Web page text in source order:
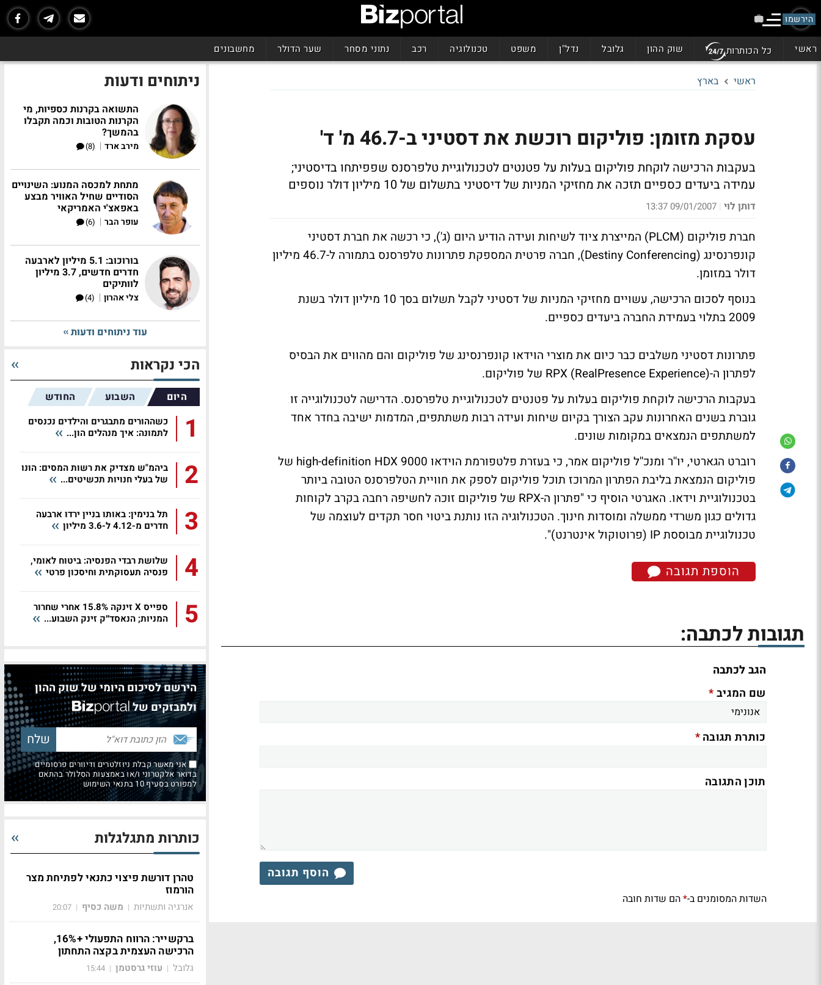
הירשמו
ראשי כל הכותרות שוק ההון גלובל נדל"ן משפט טכנולוגיה רכב נתוני מסחר שער הדולר מחשבונים
ראשי בארץ
עסקת מזומן: פוליקום רוכשת את דסטיני ב-46.7 מ' ד'
בעקבות הרכישה לוקחת פוליקום בעלות על פטנטים לטכנולוגיית טלפרסנס שפפיתחו בדיסטיני;
עמידה ביעדים כספיים תזכה את מחזיקי המניות של דיסטיני בתשלום של 10 מיליון דולר נוספים
דותן לוי |
09/01/2007 13:37
חברת פוליקום (PLCM) המייצרת ציוד לשיחות ועידה הודיע היום (ג'), כי רכשה את חברת דסטיני
קונפרנסינג (Destiny Conferencing), חברה פרטית המספקת פתרונות טלפרסנס בתמורה ל-46.7 מיליון
דולר במזומן.
בנוסף לסכום הרכישה, עשויים מחזיקי המניות של דסטיני לקבל תשלום בסך 10 מיליון דולר בשנת
2009 בתלוי בעמידת החברה ביעדים כספיים.
פתרונות דסטיני משלבים כבר כיום את מוצרי הוידאו קונפרנסינג של פוליקום והם מהווים את הבסיס
לפתרון ה-RPX (RealPresence Experience) של פוליקום.
בעקבות הרכישה לוקחת פוליקום בעלות על פטנטים לטכנולוגיית טלפרסנס. הדרישה לטכנולוגייה זו
גוברת בשנים האחרונות עקב הצורך בקיום שיחות ועידה רבות משתתפים, המדמות ישיבה בחדר אחד
למשתתפים הנמצאים במקומות שונים.
רוברט הגארטי, יו''ר ומנכ''ל פוליקום אמר, כי בעזרת פלטפורמת הוידאו 9000 high-definition HDX של
פוליקום הנמצאת בליבת הפתרון המרוכז תוכל פוליקום לספק את חוויית הטלפרסנס הטובה ביותר
בטכנולוגיית וידאו. האגרטי הוסיף כי "פתרון ה-RPX של פוליקום זוכה לחשיפה רחבה בקרב לקוחות
גדולים כגון משרדי ממשלה ומוסדות חינוך. הטכנולוגיה הזו נותנת ביטוי חסר תקדים לעוצמה של
טכנולוגיית מבוססת IP (פרוטוקול אינטרנט)".
הוספת תגובה
תגובות לכתבה:
הגב לכתבה
שם המגיב*
כותרת תגובה*
תוכן התגובה
הוסף תגובה
השדות המסומנים ב-*הם שדות חובה
ניתוחים ודעות
התשואה בקרנות כספיות, מי
הקרנות הטובות וכמה תקבלו
בהמשך?
מירב ארד |
(8)
מתחת למכסה המנוע: השינויים
הסודיים שחיל האוויר מבצע
באפאצ'י האמריקאי
עופר הבר |
(6)
בורוכוב: 5.1 מיליון לארבעה
חדרים חדשים, 3.7 מיליון
לוותיקים
צלי אהרון |
(4)
עוד ניתוחים ודעות
הכי נקראות
היום השבוע החודש
1
כשההורים מתבגרים והילדים נכנסים
לתמונה: איך מנהלים הון...
2
ביהמ"ש מצדיק את רשות המסים: הונו
של בעלי חנויות תכשיטים...
3
תל בנימין: באותו בניין ירדו ארבעה
חדרים מ-4.12 ל-3.6 מיליון
4
שלושת רבדי הפנסיה: ביטוח לאומי,
פנסיה תעסוקתית וחיסכון פרטי
5
ספייס X זינקה 15.8% אחרי שחרור
המניות; הנאסד״ק זינק השבוע...
הירשם לסיכום היומי של שוק ההון
ולמבזקים של
אני מאשר קבלת ניוזלטרים ודיוורים פרסומיים
בדואר אלקטרוני ו/או באמצעות הסלולר בהתאם
למפורט בסעיף 10 בתנאי השימוש
כותרות מתגלגלות
טהרן דורשת פיצוי כתנאי לפתיחת מצר
הורמוז
אנרגיה ותשתיות | משה כסיף |
20:07
ברקשייר: הרווח התפעולי +16%,
הרכישה העצמית בקצה התחתון
גלובל | עוזי גרסטמן |
15:44